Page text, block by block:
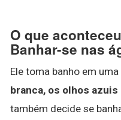
O que
Banhar-se nas
Ele toma banho em
branca, os olhos
também decide se